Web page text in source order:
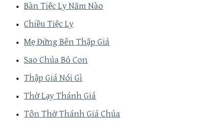
Bàn Tiệc Ly Năm Nào
Chiều Tiệc Ly
Mẹ Đứng Bên Thập Giá
Sao Chúa Bỏ Con
Thập Giá Nói Gì
Thờ Lạy Thánh Giá
Tôn Thờ Thánh Giá Chúa